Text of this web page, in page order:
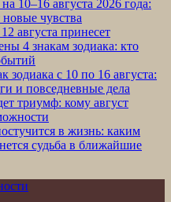
10–16 августа 2026 года:
чувства
августа принесет
4 знакам зодиака: кто
зодиака с 10 по 16 августа:
и повседневные дела
триумф: кому август
в жизнь: каким
судьба в ближайшие